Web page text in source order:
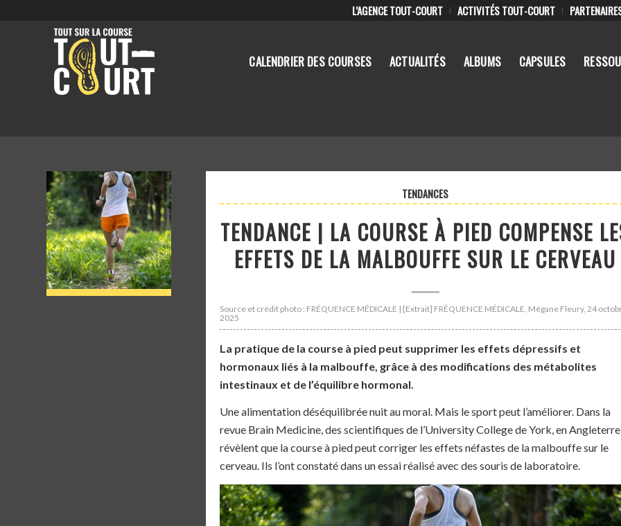
L’AGENCE TOUT-COURT ACTIVITÉS TOUT-COURT
CALENDRIER DES COURSES ACTUALITÉS ALBUMS CAPSULES
TENDANCES
TENDANCE | LA COURSE À PIED COMPENSE
EFFETS DE LA MALBOUFFE SUR LE CERVEAU
Source et crédit photo : FRÉQUENCE MÉDICALE | [Extrait] FRÉQUENCE MÉDICALE, Mégane Fleury, 24
2025
La pratique de la course à pied peut supprimer les effets dépressifs et
hormonaux liés à la malbouffe, grâce à des modifications des métabolites
intestinaux et de l’équilibre hormonal.
Une alimentation déséquilibrée nuit au moral. Mais le sport peut l’améliorer. Dans la
revue Brain Medicine, des scientifiques de l’University College de York, en
révèlent que la course à pied peut corriger les effets néfastes de la malbouffe sur le
cerveau. Ils l’ont constaté dans un essai réalisé avec des souris de laboratoire.